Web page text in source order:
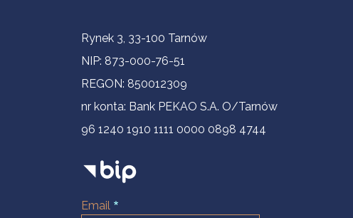
Informacje kontaktowe
Rynek 3, 33-100 Tarnów
NIP: 873-000-76-51
REGON: 850012309
nr konta: Bank PEKAO S.A. O/Tarnów
96 1240 1910 1111 0000 0898 4744
Email